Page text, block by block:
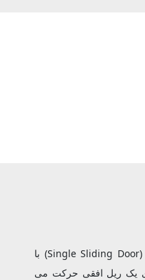
(Single Sliding Door) با
یک ریل افقی حرکت می